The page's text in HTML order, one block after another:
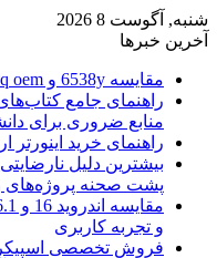
شنبه, آگوست 8 2026
آخرین خبرها
مقایسه 6538y و intel xeon platinum 8470q oem
راهنمای جامع
منابع ضروری برای
راهنمای خرید اینورتر
بیشترین دلیل
پشت صحنه پروژه‌های
و تجربه کاربری
فروش تخصصی اسپیکر